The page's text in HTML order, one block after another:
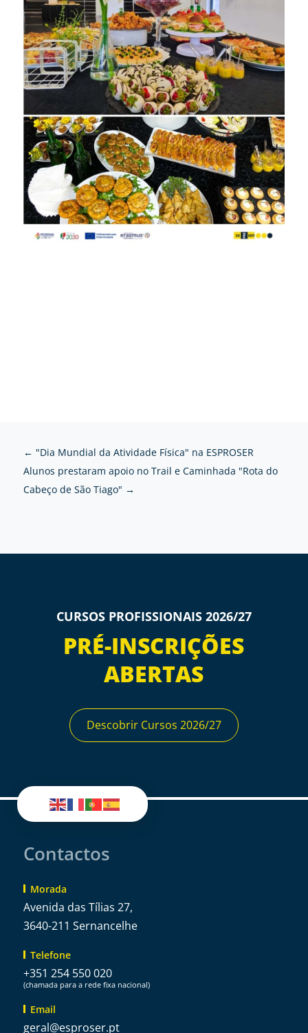
← "Dia Mundial da Atividade Física" na ESPROSER
Alunos prestaram apoio no Trail e Caminhada "Rota do
Cabeço de São Tiago" →
CURSOS PROFISSIONAIS 2026/27
PRÉ-INSCRIÇÕES
ABERTAS
Descobrir Cursos 2026/27
Contactos
Morada
Avenida das Tílias 27,
3640-211 Sernancelhe
Telefone
+351 254 550 020
(chamada para a rede fixa nacional)
Email
tp.resorpse
@lareg